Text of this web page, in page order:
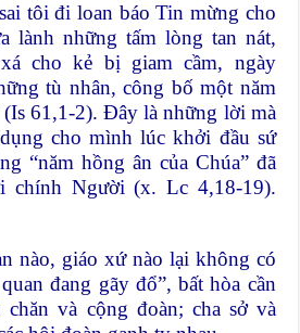
tôi đi loan báo Tin mừng cho
lành những tấm lòng tan nát,
cho kẻ bị giam cầm, ngày
tù nhân, công bố một năm
(Is 61,1-2). Đây là những lời mà
cho mình lúc khởi đầu sứ
“năm hồng ân của Chúa” đã
chính Người (x. Lc 4,18-19).
giáo xứ nào lại không có
đang gãy đổ”, bất hòa cần
chăn và cộng đoàn; cha sở và